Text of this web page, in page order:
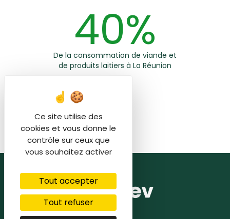
40%
De la consommation de viande et
de produits laitiers à La Réunion
Ce site utilise des
cookies et vous donne le
contrôle sur ceux que
vous souhaitez activer
Tout accepter
Tout refuser